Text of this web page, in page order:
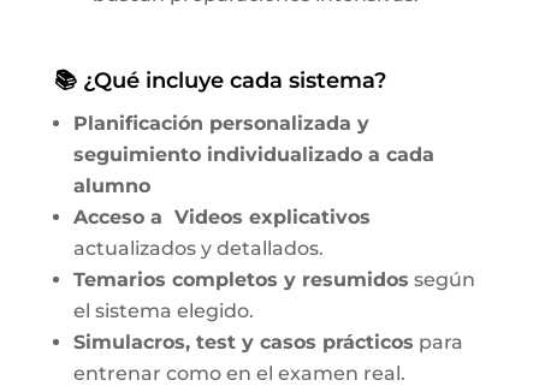
📚 ¿Qué incluye cada sistema?
Planificación personalizada y
seguimiento individualizado a cada
alumno
Acceso a Videos explicativos
actualizados y detallados.
Temarios completos y resumidos según
el sistema elegido.
Simulacros, test y casos prácticos para
entrenar como en el examen real.